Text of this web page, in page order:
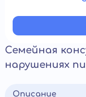
Семейная
нарушениях
Описание